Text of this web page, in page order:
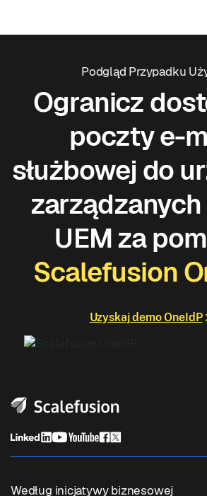
Podgląd Przypadku
Ogranicz
poczty e-
służbowej do
UEM za
Scalefusion
Uzyskaj demo OneIdP
Według inicjatywy biznesowej